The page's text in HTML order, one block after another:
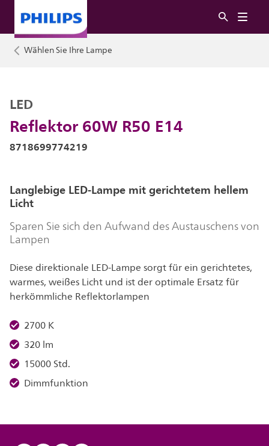
Wählen Sie Ihre Lampe
Reflektor 60W R50 E14
LED
8718699774219
Langlebige LED-Lampe mit gerichtetem hellem
Licht
Sparen Sie sich den Aufwand des Austauschens von
Lampen
Diese direktionale LED-Lampe sorgt für ein gerichtetes,
warmes, weißes Licht und ist der optimale Ersatz für
herkömmliche Reflektorlampen
2700 K
320 lm
15000 Std.
Dimmfunktion